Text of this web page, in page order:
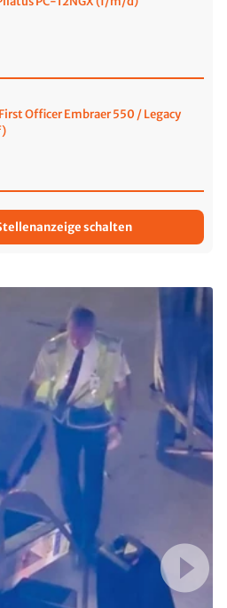
Officer Embraer 550 / Legacy
schalten